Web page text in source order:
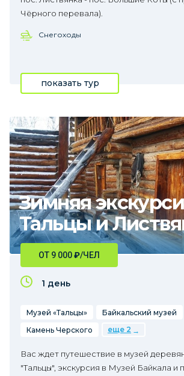
Чёрного перевала).
Снегоходы
показать тур
Зимняя
Тальцы и
ОТ 9 000₽/ЧЕЛ
1 день
Музей «Тальцы»
Байкальский музей
Камень Черского
еще 2
Вас ждет путешествие в музей
"Тальцы", экскурсия в Музей Байкала и